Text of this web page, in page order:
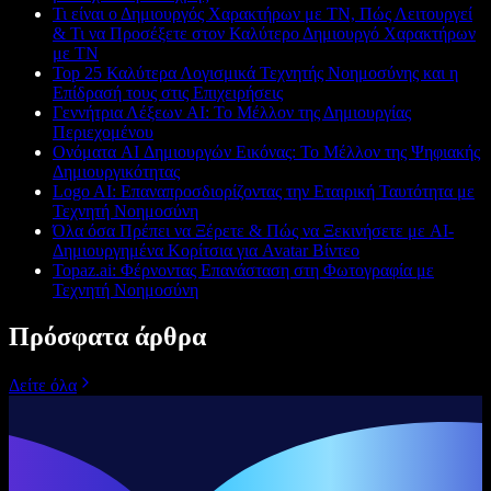
Τι είναι ο Δημιουργός Χαρακτήρων με ΤΝ, Πώς Λειτουργεί
& Τι να Προσέξετε στον Καλύτερο Δημιουργό Χαρακτήρων
με ΤΝ
Top 25 Καλύτερα Λογισμικά Τεχνητής Νοημοσύνης και η
Επίδρασή τους στις Επιχειρήσεις
Γεννήτρια Λέξεων AI: Το Μέλλον της Δημιουργίας
Περιεχομένου
Ονόματα AI Δημιουργών Εικόνας: Το Μέλλον της Ψηφιακής
Δημιουργικότητας
Logo AI: Επαναπροσδιορίζοντας την Εταιρική Ταυτότητα με
Τεχνητή Νοημοσύνη
Όλα όσα Πρέπει να Ξέρετε & Πώς να Ξεκινήσετε με AI-
Δημιουργημένα Κορίτσια για Avatar Βίντεο
Topaz.ai: Φέρνοντας Επανάσταση στη Φωτογραφία με
Τεχνητή Νοημοσύνη
Πρόσφατα άρθρα
Δείτε όλα